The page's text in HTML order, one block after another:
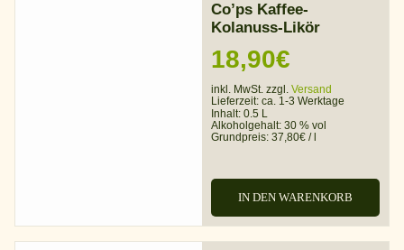
Co’ps Kaffee-
Kolanuss-Likör
18,90€
inkl. MwSt. zzgl. Versand
Lieferzeit: ca. 1-3 Werktage
Inhalt: 0.5 L
Alkoholgehalt: 30 % vol
Grundpreis: 37,80€ /
IN DEN WARENKORB